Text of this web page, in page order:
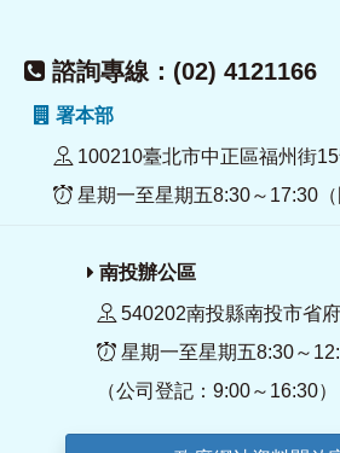
諮詢專線：(02) 4121166
署本部
100210臺北市中正區福州街
星期一至星期五8:30～17:30（
南投辦公區
540202南投縣南投市省
星期一至星期五8:30～
（公司登記：9:00～16:30